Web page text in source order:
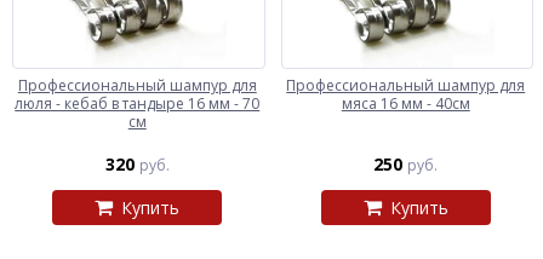
Профессиональный шампур для
люля - кебаб в тандыре 16 мм - 70
см
320 руб.
Купить
Профессиональный шампур для
мяса 16 мм - 40см
250 руб.
Купить